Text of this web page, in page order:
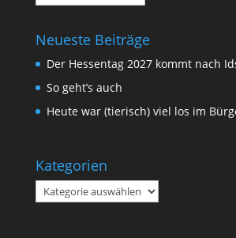
Neueste Beiträge
Der Hessentag 2027 kommt nach
So geht’s auch
Heute war (tierisch) viel los im
Kategorien
Kategorien